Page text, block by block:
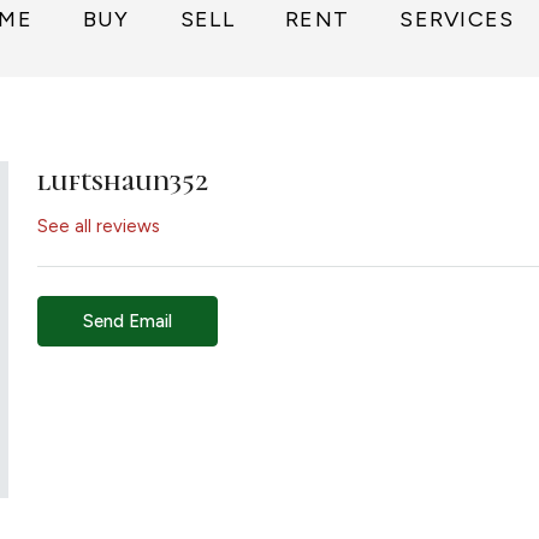
BUY SELL RENT SERVICES
luftshaun352
See all reviews
Send Email